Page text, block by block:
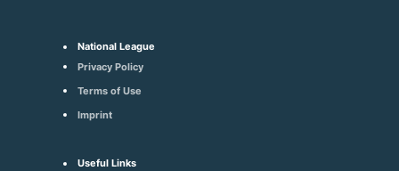
National League
Privacy Policy
Terms of Use
Imprint
Useful Links